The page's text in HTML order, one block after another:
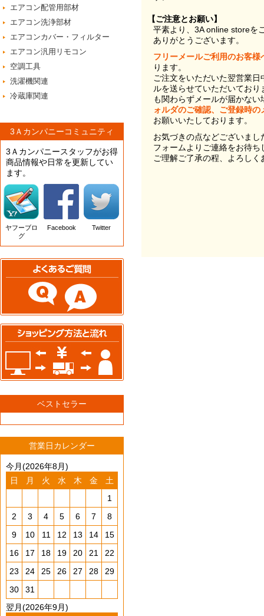
エアコン配管用部材
エアコン洗浄部材
エアコンカバー・フィルター
エアコン汎用リモコン
空調工具
洗濯機関連
冷蔵庫関連
3Ａカンパニーコミュニティ
3Ａカンパニースタッフがお得
商品情報や日常を更新してい
ます。
ヤフーブロ
グ
Facebook Twitter
ベストセラー
営業日カレンダー
今月(2026年8月)
日
月 火 水 木 金
土
1
2
3 4 5 6 7
8
9
10 11 12 13 14
15
16
17 18 19 20 21
22
23
24 25 26 27 28
29
30
31
翌月(2026年9月)
【ご注意とお願い】
平素より、3A online storeを
ありがとうございます。
フリーメールご利用のお客様
ります。
ご注文をいただいた翌営業
ルを送らせていただいてお
も関わらずメールが届かない
ォルダのご確認、ご登録時
お願いいたしております。
お気づきの点などございま
フォームよりご連絡をお待ち
ご理解ご了承の程、よろし